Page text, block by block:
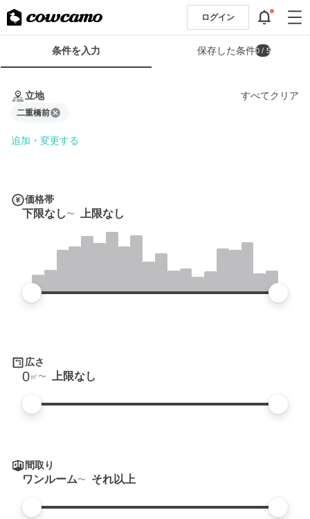
ログイン
条
条件を入力 保存した条件0 / 5
立地 すべてクリア
二重橋前
追加・変更する
価格帯
下限なし 上限なし
広さ
0㎡ 上限なし
間取り
ワンルーム それ以上